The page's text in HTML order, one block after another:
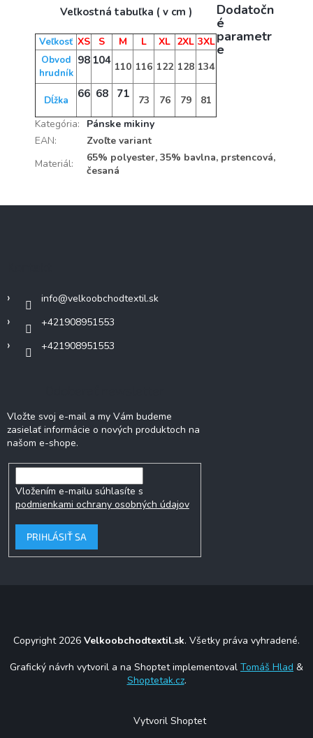
Veľkostná tabuľka ( v cm )
Veľkosť XS S M L XL 2XL 3XL
Obvod
hrudník
98 104 110 116 122 128 134
Dĺžka 66 68 71 73 76 79 81
Dodatočn
é
parametr
e
Kategória:
Pánske mikiny
EAN:
Zvoľte variant
Materiál:
65% polyester, 35% bavlna, prstencová,
česaná
info@velkoobchodtextil.sk
+421908951553
+421908951553
Vložte svoj e-mail a my Vám budeme
zasielať informácie o nových produktoch na
našom e-shope.
Vložením e-mailu súhlasíte s
podmienkami ochrany osobných údajov
PRIHLÁSIŤ SA
Copyright 2026 Velkoobchodtextil.sk. Všetky práva vyhradené.
Grafický návrh vytvoril a na Shoptet implementoval Tomáš Hlad &
Shoptetak.cz.
Vytvoril Shoptet